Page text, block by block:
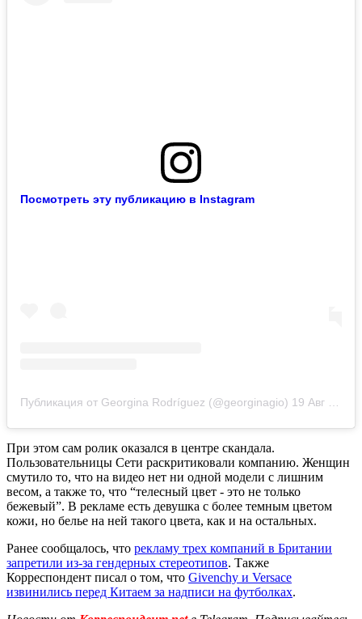
Посмотреть эту публикацию в Instagram
Публикация от Georgina Rodríguez (@georginagio) 19 Авг 2019 в 3:29 PDT
При этом сам ролик оказался в центре скандала.
Пользовательницы Сети раскритиковали компанию. Женщин
смутило то, что на видео нет ни одной модели с лишним
весом, а также то, что “телесный цвет - это не только
бежевый”. В рекламе есть девушка с более темным цветом
кожи, но белье на ней такого цвета, как и на остальных.
Ранее сообщалось, что рекламу трех компаний в Британии
запретили из-за гендерных стереотипов. Также
Корреспондент писал о том, что Givenchy и Versace
извинились перед Китаем за надписи на футболках.